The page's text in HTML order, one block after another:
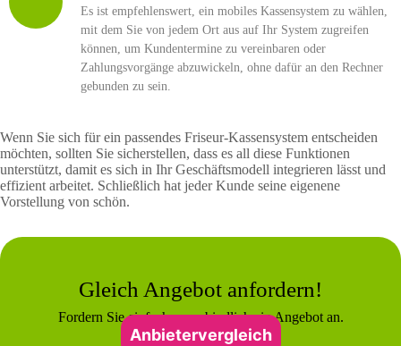
Es ist empfehlenswert, ein mobiles Kassensystem zu wählen,
mit dem Sie von jedem Ort aus auf Ihr System zugreifen
können, um Kundentermine zu vereinbaren oder
Zahlungsvorgänge abzuwickeln, ohne dafür an den Rechner
gebunden zu sein.
Wenn Sie sich für ein passendes Friseur-Kassensystem entscheiden
möchten, sollten Sie sicherstellen, dass es all diese Funktionen
unterstützt, damit es sich in Ihr Geschäftsmodell integrieren lässt und
effizient arbeitet. Schließlich hat jeder Kunde seine eigenene
Vorstellung von schön.
Gleich Angebot anfordern!
Fordern Sie einfach unverbindlich ein Angebot an.
Anbietervergleich